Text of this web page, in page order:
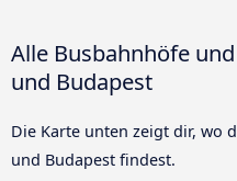
Alle Busbahnhöfe
und Budapest
Die Karte unten zeigt dir, wo
und Budapest findest.